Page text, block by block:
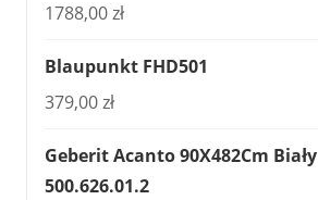
1788,00zł
Blaupunkt FHD501
379,00zł
Geberit Acanto 90X482Cm Biały
500.626.01.2